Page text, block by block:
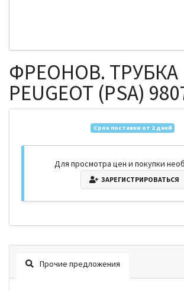
ФРЕОНОВ. ТРУБКА
PEUGEOT (PSA)
Срок поставки от 2 дней
Для просмотра цен и покупки
ЗАРЕГИСТРИРОВАТЬСЯ
Прочие предложения